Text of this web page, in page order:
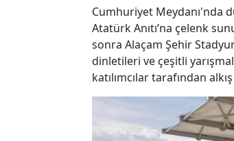
Cumhuriyet Meydanı'nda
Atatürk Anıtı’na çelenk
sonra Alaçam Şehir
dinletileri ve çeşitli
katılımcılar tarafından alkış